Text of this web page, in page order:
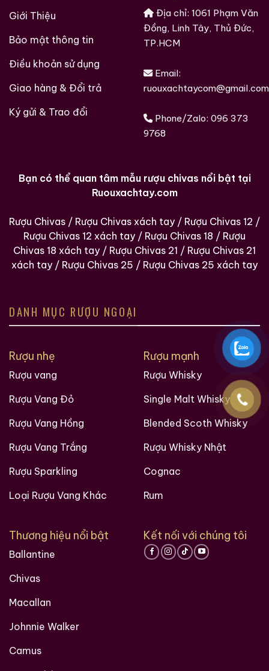
Giới Thiệu
Bảo mật thông tin
Điều khoản sử dụng
Giao hàng & Đổi trả
Ký gửi & Trao đổi
Địa chỉ: 1061 Phạm Văn
Đồng, Linh Tây, Thủ Đức,
TP.HCM
Email:
ruouxachtaycom@gmail.com
Phone/Zalo: 096 373
9768
Bạn có thể quan tâm mẫu rượu chivas nổi bật tại
Ruouxachtay.com
Rượu Chivas / Rượu Chivas xách tay / Rượu Chivas 12 /
Rượu Chivas 12 xách tay / Rượu Chivas 18 / Rượu
Chivas 18 xách tay / Rượu Chivas 21 / Rượu Chivas 21
xách tay / Rượu Chivas 25 / Rượu Chivas 25 xách tay
DANH MỤC RƯỢU NGOẠI
Rượu nhẹ
Rượu vang
Rượu Vang Đỏ
Rượu Vang Hồng
Rượu Vang Trắng
Rượu Sparkling
Loại Rượu Vang Khác
Rượu mạnh
Rượu Whisky
Single Malt Whisky
Blended Scoth Whisky
Rượu Whisky Nhật
Cognac
Rum
Thương hiệu nổi bật
Ballantine
Chivas
Macallan
Johnnie Walker
Camus
Kết nối với chúng tôi